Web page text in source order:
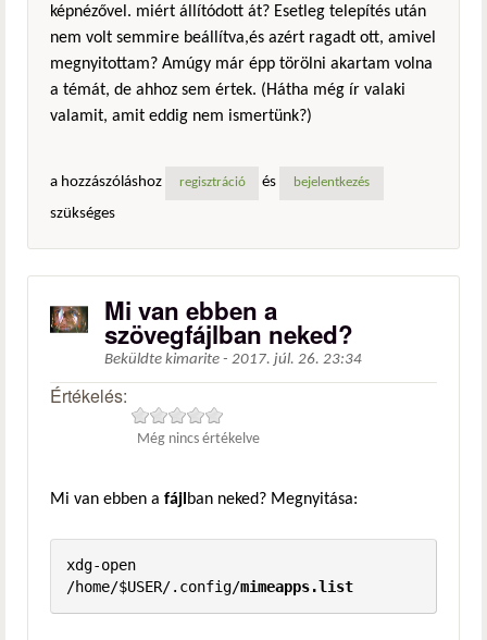
képnézővel. miért állítódott át? Esetleg telepítés után
nem volt semmire beállítva,és azért ragadt ott, amivel
megnyitottam? Amúgy már épp törölni akartam volna
a témát, de ahhoz sem értek. (Hátha még ír valaki
valamit, amit eddig nem ismertünk?)
a hozzászóláshoz regisztráció és bejelentkezés
szükséges
Mi van ebben a
szövegfájlban neked?
Beküldte kimarite - 2017. júl. 26. 23:34
Értékelés:
Még nincs értékelve
Mi van ebben a fájl ban neked? Megnyitása:
xdg-open
/home/$USER/.config/mimeapps.list